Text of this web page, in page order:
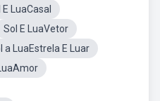
E LuaCasal
Sol E LuaVetor
a LuaEstrela E Luar